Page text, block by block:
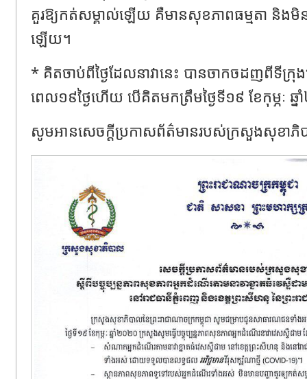
គួរឱ្យកត់សម្គាល់ឡើយ គឺមានសុខភាពធម្មតា និងមិ
ឡើយ។
* គិតចាប់ពីថ្ងៃដែលនាវានេះ បានចាកចដញពីទីក្
ពេល១៩ថ្ងៃហើយ បើគិតមកត្រឹមថ្ងៃទី១៩ ខែកុម្ភៈ ឆ្
សូមអានសេចក្តីប្រកាសព័ត៌មានរបស់ក្រសួងសុខាភិ